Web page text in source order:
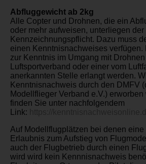
Abfluggewicht ab 2kg
Alle Copter und Drohnen, die ein
oder mehr aufweisen, unterliegen der
Kennzeichnungspflicht. Dazu muss
einen Kenntnisnachweises
zur Kenntnis im Umgang mit
Luftsportverband oder einer vom
anerkannten Stelle erlangt werden.
Kenntnisnachweis durch den DMFV
Modellflieger Verband e.V.)
finden Sie unter nachfolgendem
Link:
Auf Modellflugplätzen bei denen
Erlaubnis zum Aufstieg von
auch der Flugbetrieb durch einen
wird wird kein Kennnisnachweis